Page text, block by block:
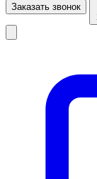
Заказать звонок